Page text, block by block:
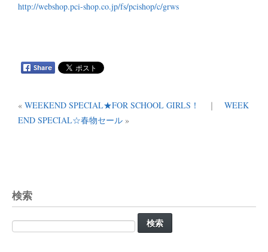
http://webshop.pci-shop.co.jp/fs/pcishop/c/grws
« WEEKEND SPECIAL★FOR SCHOOL GIRLS！ ｜ WEEK
END SPECIAL☆春物セール »
検索
検
索: